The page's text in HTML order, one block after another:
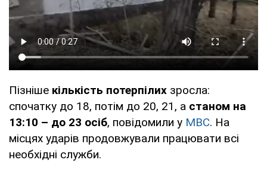
Пізніше кількість потерпілих зросла:
спочатку до 18, потім до 20, 21, а станом на
13:10 – до 23 осіб, повідомили у МВС. На
місцях ударів продовжували працювати всі
необхідні служби.